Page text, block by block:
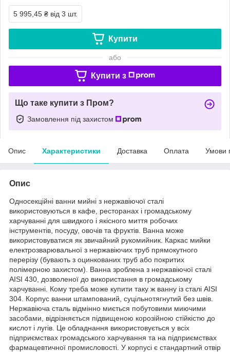
5 995,45 ₴ від 3 шт.
Купити
або
Купити з
Що таке купити з Пром?
Замовлення під захистом
Опис Характеристики Доставка Оплата Умови
Опис
Односекційні ванни мийні з нержавіючої сталі
використовуються в кафе, ресторанах і громадському
харчуванні для швидкого і якісного миття робочих
інструментів, посуду, овочів та фруктів. Ванна може
використовуватися як звичайний рукомийник. Каркас мийки
електрозварювальної з нержавіючих труб прямокутного
перерізу (бувають з оцинкованих труб або покритих
полімерною захистом). Ванна зроблена з нержавіючої сталі
AISI 430, дозволеної до використання в громадському
харчуванні. Кому треба може купити таку ж ванну із сталі AISI
304. Корпус ванни штампований, суцільнотягнутий без швів.
Нержавіюча сталь відмінно миється побутовими миючими
засобами, відрізняється підвищеною корозійною стійкістю до
кислот і лугів. Це обладнання використовується у всіх
підприємствах громадського харчування та на підприємствах
фармацевтичної промисловості. У корпусі є стандартний отвір